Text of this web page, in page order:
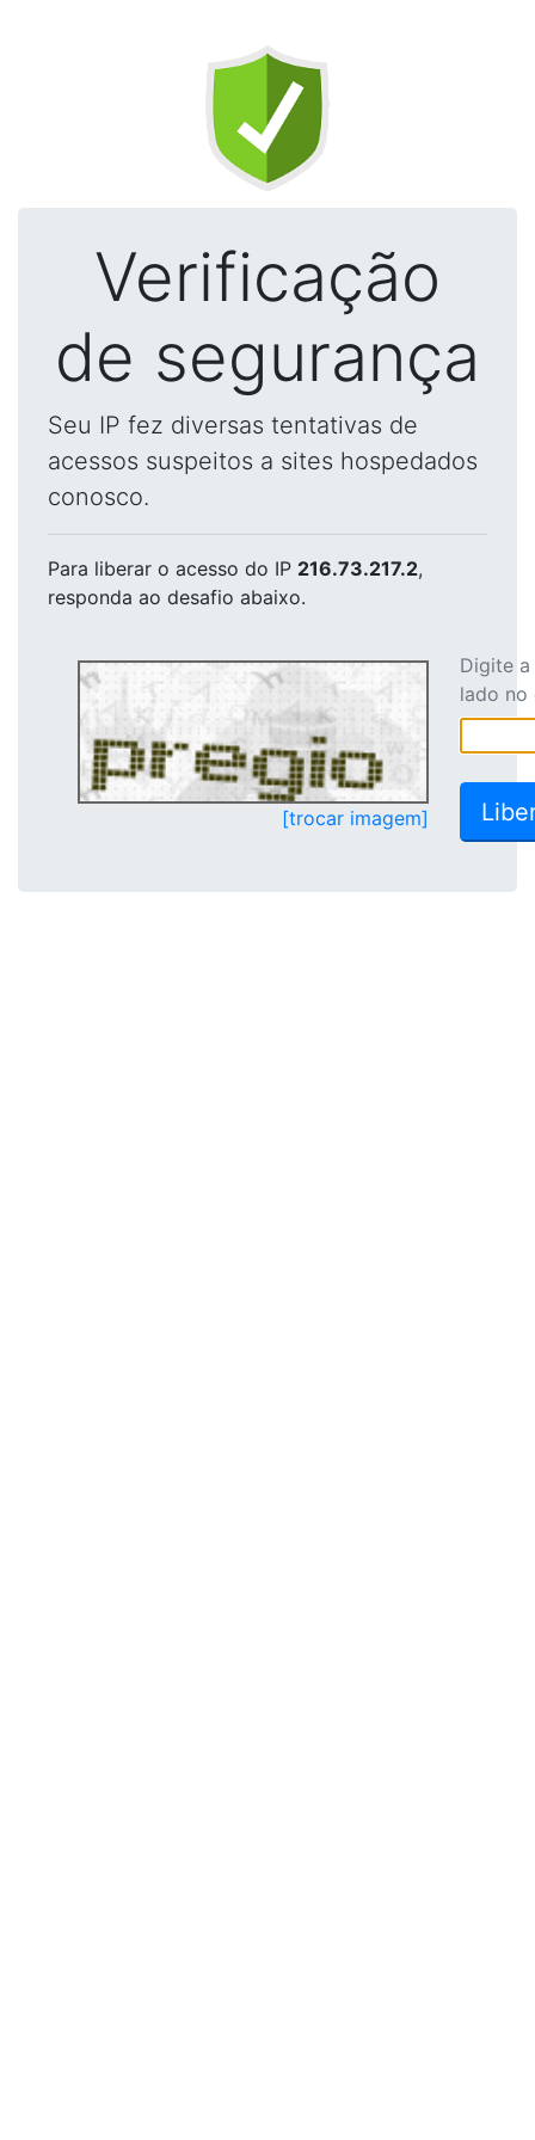
Verificação
de segurança
Seu IP fez diversas tentativas de
acessos suspeitos a sites hospedados
conosco.
Para liberar o acesso do IP 216.73.217.2,
responda ao desafio abaixo.
[trocar imagem]
Digite
lado no